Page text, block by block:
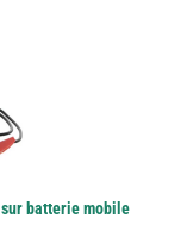
batterie mobile